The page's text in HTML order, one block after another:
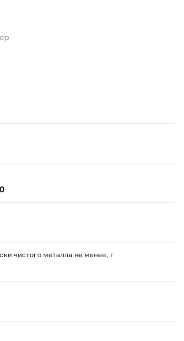
чистого металла не менее, г